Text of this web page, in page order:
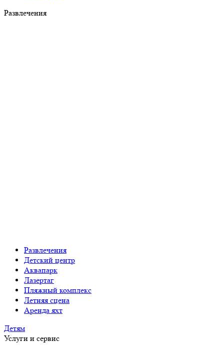
Развлечения
Развлечения
Детский центр
Аквапарк
Лазертаг
Пляжный комплекс
Летняя сцена
Аренда яхт
Детям
Услуги и сервис